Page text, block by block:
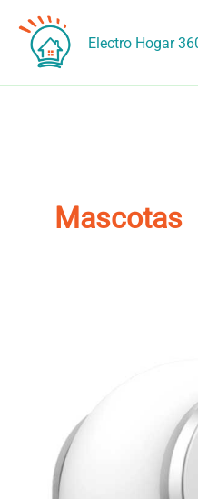
contenido
Electro Hogar
Mascotas